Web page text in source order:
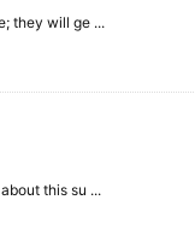
they will ge ...
this su ...